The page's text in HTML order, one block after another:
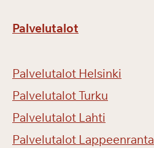
Palvelutalot
Palvelutalot Helsinki
Palvelutalot Turku
Palvelutalot Lahti
Palvelutalot Lappeenranta